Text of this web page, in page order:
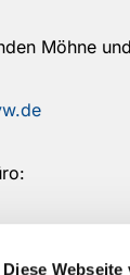
Diese
Möhne